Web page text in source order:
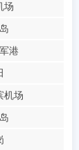
场
港
机场